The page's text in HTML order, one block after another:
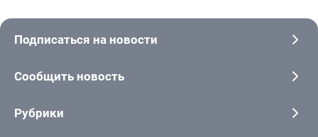
Подписаться на новости
Сообщить новость
Рубрики